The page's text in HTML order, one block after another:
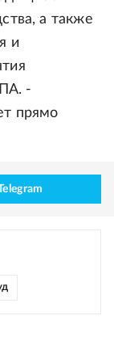
а также
и
-
прямо